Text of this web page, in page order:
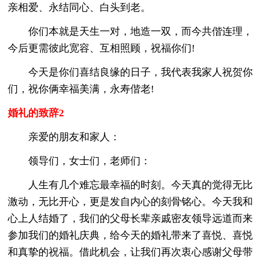
亲相爱、永结同心、白头到老。
你们本就是天生一对，地造一双，而今共偕连理，
今后更需彼此宽容、互相照顾，祝福你们!
今天是你们喜结良缘的日子，我代表我家人祝贺你
们，祝你俩幸福美满，永寿偕老!
婚礼的致辞2
亲爱的朋友和家人：
领导们，女士们，老师们：
人生有几个难忘最幸福的时刻。今天真的觉得无比
激动，无比开心，更是发自内心的刻骨铭心。今天我和
心上人结婚了，我们的父母长辈亲戚密友领导远道而来
参加我们的婚礼庆典，给今天的婚礼带来了喜悦、喜悦
和真挚的祝福。借此机会，让我们再次衷心感谢父母带